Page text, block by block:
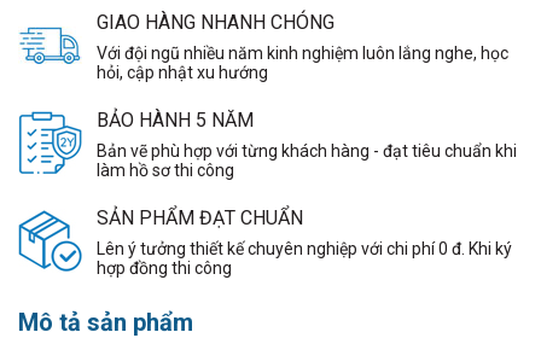
GIAO HÀNG NHANH CHÓNG
Với đội ngũ nhiều năm kinh nghiệm luôn lắng nghe, học
hỏi, cập nhật xu hướng
BẢO HÀNH 5 NĂM
Bản vẽ phù hợp với từng khách hàng - đạt tiêu chuẩn khi
làm hồ sơ thi công
SẢN PHẨM ĐẠT CHUẨN
Lên ý tưởng thiết kế chuyên nghiệp với chi phí 0 đ. Khi ký
hợp đồng thi công
Mô tả sản phẩm